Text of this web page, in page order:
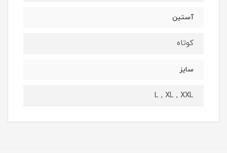
آستین
کوتاه
سایز
L , XL , XXL